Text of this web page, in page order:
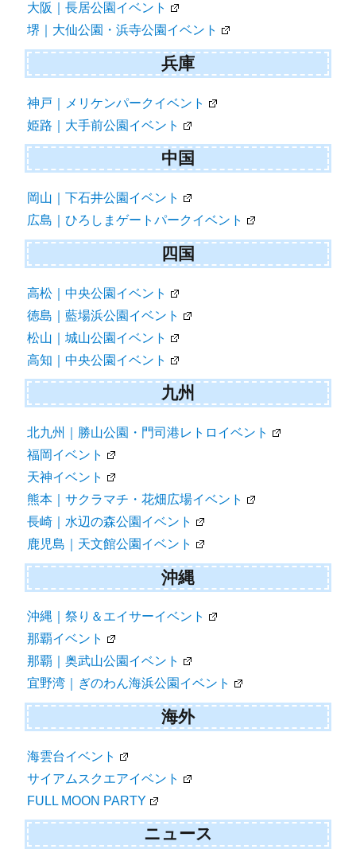
大阪｜長居公園イベント
堺｜大仙公園・浜寺公園イベント
兵庫
神戸｜メリケンパークイベント
姫路｜大手前公園イベント
中国
岡山｜下石井公園イベント
広島｜ひろしまゲートパークイベント
四国
高松｜中央公園イベント
徳島｜藍場浜公園イベント
松山｜城山公園イベント
高知｜中央公園イベント
九州
北九州｜勝山公園・門司港レトロイベント
福岡イベント
天神イベント
熊本｜サクラマチ・花畑広場イベント
長崎｜水辺の森公園イベント
鹿児島｜天文館公園イベント
沖縄
沖縄｜祭り＆エイサーイベント
那覇イベント
那覇｜奥武山公園イベント
宜野湾｜ぎのわん海浜公園イベント
海外
海雲台イベント
サイアムスクエアイベント
FULL MOON PARTY
ニュース